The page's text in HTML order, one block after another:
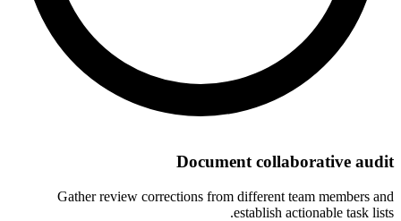
Document collaborative audit
Gather review corrections from different team members and
establish actionable task lists.